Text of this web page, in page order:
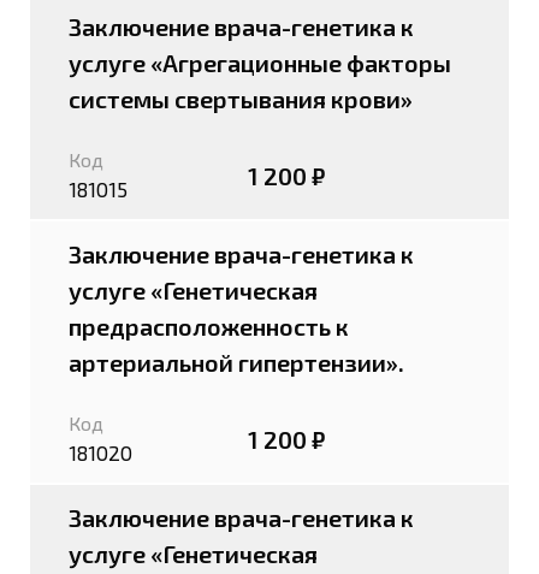
Заключение врача-генетика к
услуге «Агрегационные факторы
системы свертывания крови»
Код
181015 1 200 ₽
Заключение врача-генетика к
услуге «Генетическая
предрасположенность к
артериальной гипертензии».
Код
181020 1 200 ₽
Заключение врача-генетика к
услуге «Генетическая